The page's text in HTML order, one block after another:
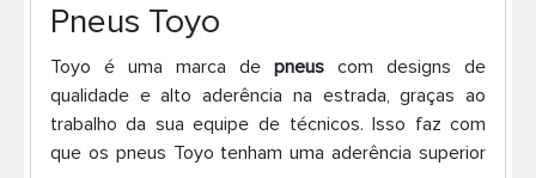
Pneus de Van
Contato
Pneus Toyo
Toyo é uma marca depneus com designs de
qualidade e alto aderência na estrada, graças ao
trabalho da sua equipe de técnicos. Isso faz com
que os pneus Toyo tenham uma aderência superior